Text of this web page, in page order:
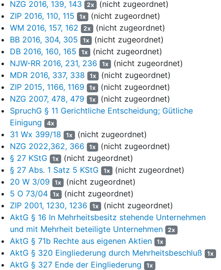
Anstieg der weltweiten Industrieproduktion um 3,2%. Die
Entwicklung der Umsatzerlöse übersehe den Vorteil gegenüber
den Wettbewerbern aus der Kombination von Engineering und der
Belieferung mit Gasen. Die Analyse der Wachstumsannahmen
anhand eines Vergleichs mit der Peer Group sei untauglich, weil
für den Bereich Healthcare mit einem globalen Wachstum von 9%
gerechnet werde. Möglicherweise hätten auch Erträge aus dem
Iran-Geschäft in die Planung einfließen müssen.
(3) Zu hinterfragen sei, inwieweit für die Division Engineering eine
eigenständige Wettbewerbs- und Marktanalyse durchgeführt
worden sei. Aufgrund des rückläufigen Auftragseingangs in den
Jahren 2015 bis 2017 insbesondere bei den Luftzerlegungssowie
den Wasserstoff- und Synthesegasanlagen müsse mit einer in
der Planung nicht abgebildeten zyklischen Gegenreaktion
gerechnet werden. Die Planung übersehe, dass die Nachfrage im
Weltmarkt für Luftzerlegungsanlagen ausweislich einer Studie von
Future Markets Insight um 4,9% p.a. wachsen solle. Ebenso
wenig spiegele die Planung den starken Anstieg der
Frühindikatoren mit der Zusammensetzung des
Auftragsbestandes wider, nachdem der Auftragseingang zum
12.12.2018 so hoch wie nie gewesen sei, die Planung aber von
konstanten Umsätzen von € 2.554 Mio. bis 2020 ausgehe. Den in
diesem Segment herangezogenen Vergleichsunternehmen fehle
angesichts ihrer Tätigkeit als viel breiter angelegte Anlagenbauer
NZG 2016, 139, 143 2x (nicht zugeordnet)
ZIP 2016, 110, 115
1x (nicht zugeordnet)
WM 2016, 157, 162
2x (nicht zugeordnet)
BB 2016, 304, 305
1x (nicht zugeordnet)
DB 2016, 160, 165
1x (nicht zugeordnet)
NJW-RR 2016, 231, 236
1x (nicht zugeordnet)
MDR 2016, 337, 338
1x (nicht zugeordnet)
ZIP 2015, 1166, 1169
1x (nicht zugeordnet)
NZG 2007, 478, 479
1x (nicht zugeordnet)
SpruchG § 11 Gerichtliche Entscheidung; Gütliche
Einigung
4x
31 Wx 399/18 1x (nicht zugeordnet)
NZG 2022,362, 366
1x (nicht zugeordnet)
§ 27 KStG
1x (nicht zugeordnet)
§ 27 Abs. 1 Satz 5 KStG
1x (nicht zugeordnet)
20 W 3/09
1x (nicht zugeordnet)
5 O 73/04
1x (nicht zugeordnet)
ZIP 2001, 1230, 1236
1x (nicht zugeordnet)
AktG § 16 In Mehrheitsbesitz stehende Unternehmen
und mit Mehrheit beteiligte Unternehmen
2x
AktG § 71b Rechte aus eigenen Aktien 1x
AktG § 320 Eingliederung durch Mehrheitsbeschluß 1x
AktG § 327 Ende der Eingliederung 1x